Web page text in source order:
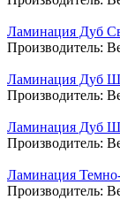
Ламинация Дуб
Производитель:
Ламинация Дуб
Производитель:
Ламинация Дуб
Производитель:
Ламинация
Производитель: